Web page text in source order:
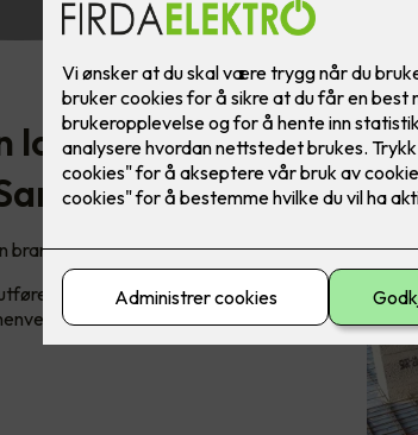
lokale
bransjen.
alle typer elektrikeroppdrag
i dag, så kontakter vi